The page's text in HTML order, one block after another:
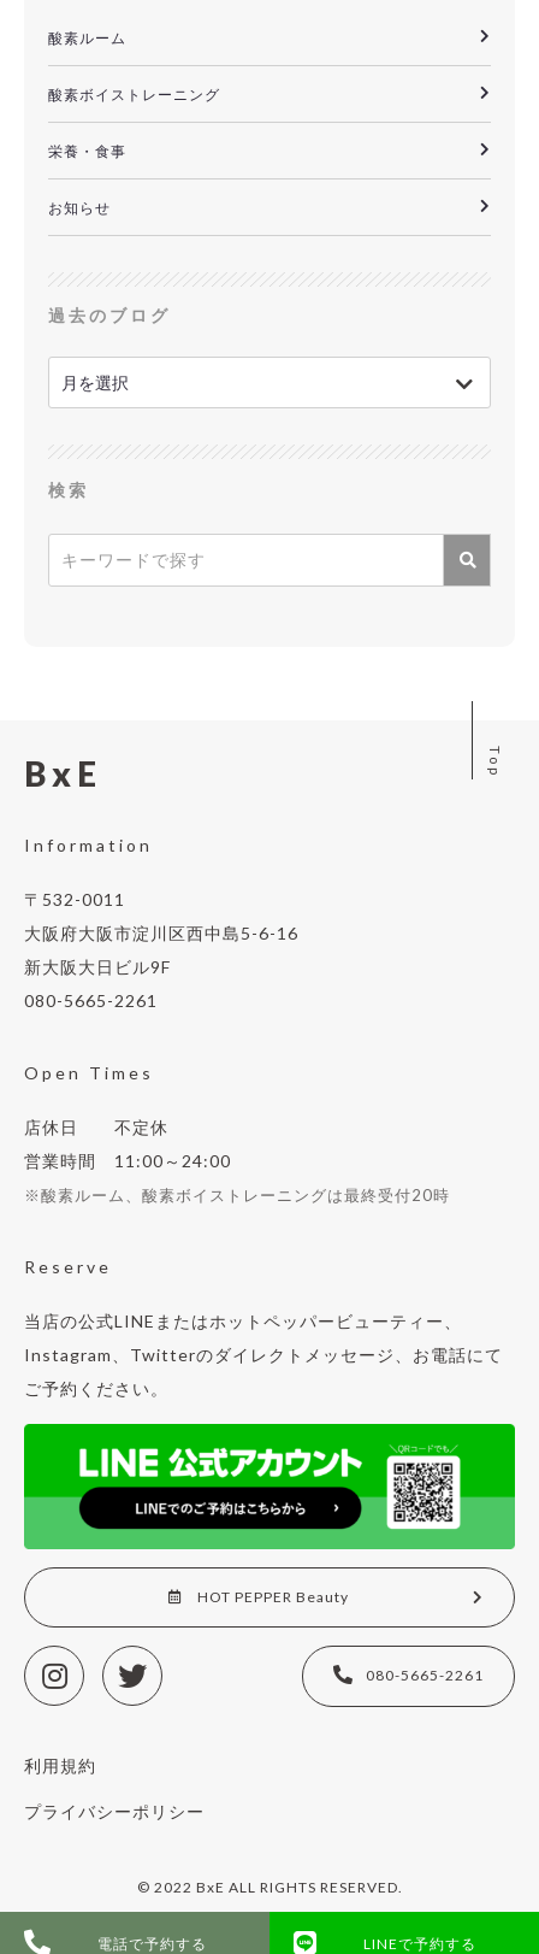
電話で予約する LINEで予約する
お知らせ
栄養・食事
酸素ボイストレーニング
酸素ルーム
過去のブログ
検索
Top
BxE
Information
〒532-0011
大阪府大阪市淀川区西中島5-6-16
新大阪大日ビル9F
080-5665-2261
Open Times
店休日 不定休
営業時間 11:00～24:00
※酸素ルーム、酸素ボイストレーニングは最終受付20時
Reserve
当店の公式LINEまたはホットペッパービューティー、
Instagram、Twitterのダイレクトメッセージ、お電話にて
ご予約ください。
HOT PEPPER Beauty
080-5665-2261
利用規約
プライバシーポリシー
© 2022 BxE ALL RIGHTS RESERVED.